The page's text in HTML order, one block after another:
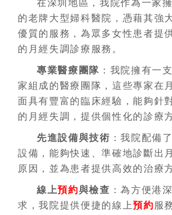
在深圳地區，我院作為一家
的老牌大型婦科醫院，憑藉其強
優質的服務，為眾多女性患者提
的月經失調診療服務。
專業醫療團隊 ：我院擁有一
家組成的醫療團隊，這些專家在
面具有豐富的臨床經驗，能夠針
的月經失調，提供個性化的診療
先進設備與技術 ：我院配備
設備，能夠快速、準確地診斷出
原因，並為患者提供高效的治療
線上預約與檢查 ：為方便港
求，我院提供便捷的線上預約 服